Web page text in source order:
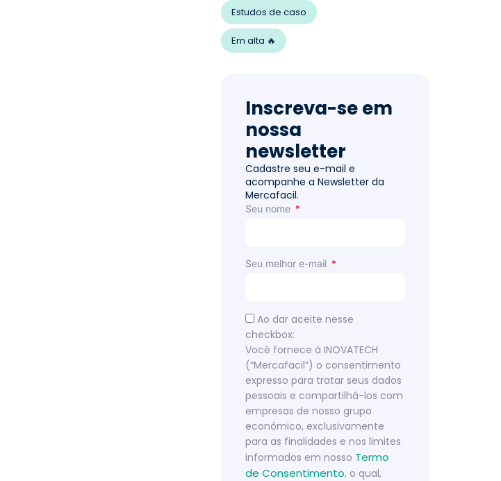
Estudos de caso
Em alta 🔥
Inscreva-se em
nossa
newsletter
Cadastre seu e-mail e
acompanhe a Newsletter da
Mercafacil.
Seu nome
Seu melhor e-mail
Ao dar aceite nesse
checkbox:
Você fornece à INOVATECH
(“Mercafacil”) o consentimento
expresso para tratar seus dados
pessoais e compartilhá-los com
empresas de nosso grupo
econômico, exclusivamente
para as finalidades e nos limites
informados em nosso Termo
de Consentimento, o qual,